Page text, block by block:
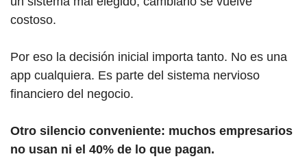
costoso.
Por eso la decisión inicial importa tanto. No es una
app cualquiera. Es parte del sistema nervioso
financiero del negocio.
Otro silencio conveniente: muchos empresarios
no usan ni el 40% de lo que pagan.